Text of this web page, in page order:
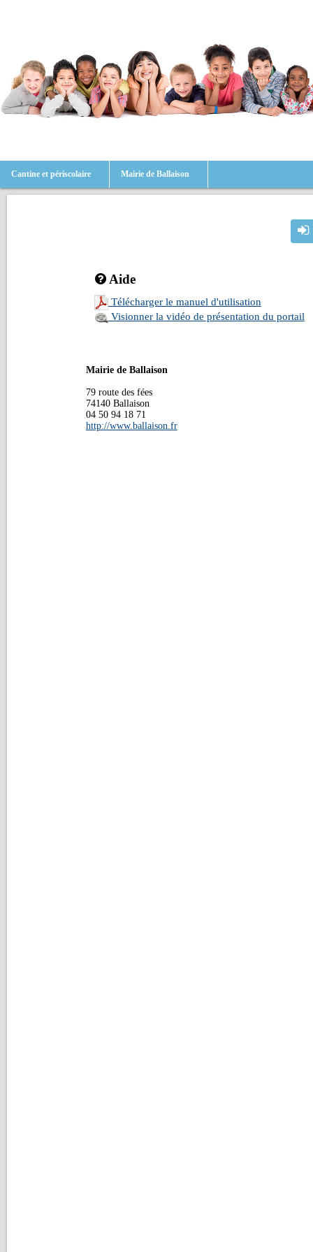
Cantine et périscolaire Mairie de Ballaison
Aide
Télécharger le manuel d'utilisation
Visionner la vidéo de présentation du portail
Mairie de Ballaison
79 route des fées
74140 Ballaison
04 50 94 18 71
http://www.ballaison.fr